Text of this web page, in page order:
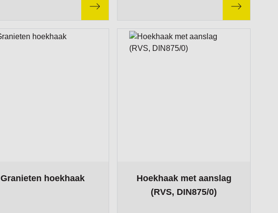
Granieten hoekhaak
Hoekhaak met aanslag
(RVS, DIN875/0)